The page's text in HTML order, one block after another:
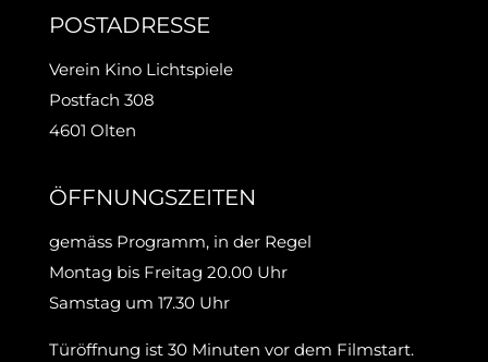
POSTADRESSE
Verein Kino Lichtspiele
Postfach 308
4601 Olten
ÖFFNUNGSZEITEN
gemäss Programm, in der Regel
Montag bis Freitag 20.00 Uhr
Samstag um 17.30 Uhr
Türöffnung ist 30 Minuten vor dem Filmstart.